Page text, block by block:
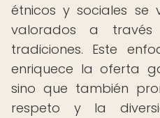
étnicos y sociales se
valorados a
tradiciones. Este
enriquece la oferta
sino que también
respeto y la